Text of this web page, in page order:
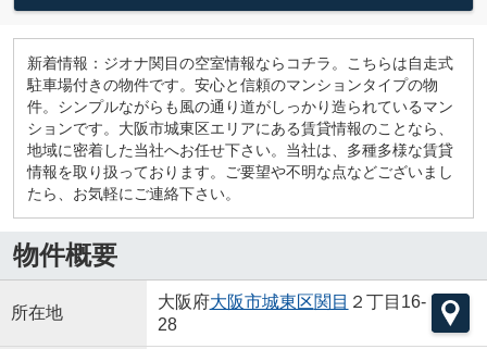
新着情報：ジオナ関目の空室情報ならコチラ。こちらは自走式
駐車場付きの物件です。安心と信頼のマンションタイプの物
件。シンプルながらも風の通り道がしっかり造られているマン
ションです。大阪市城東区エリアにある賃貸情報のことなら、
地域に密着した当社へお任せ下さい。当社は、多種多様な賃貸
情報を取り扱っております。ご要望や不明な点などございまし
たら、お気軽にご連絡下さい。
物件概要
所在地
大阪府大阪市城東区関目 ２丁目16-
28